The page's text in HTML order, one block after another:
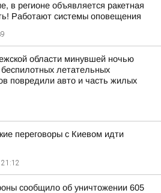
в регионе объявляется ракетная
Работают системы оповещения
области минувшей ночью
летательных
повредили авто и часть жилых
переговоры с Киевом идти
21:12
сообщило об уничтожении 605